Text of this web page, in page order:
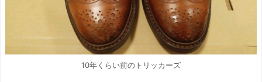
10年くらい前のトリッカーズ